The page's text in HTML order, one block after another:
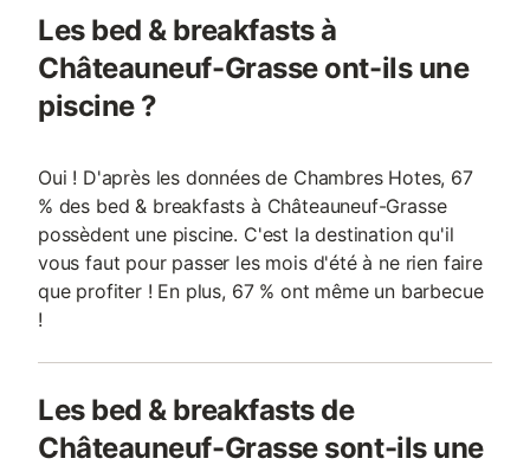
Les bed & breakfasts à
Châteauneuf-Grasse ont-ils une
piscine ?
Oui ! D'après les données de Chambres Hotes, 67
% des bed & breakfasts à Châteauneuf-Grasse
possèdent une piscine. C'est la destination qu'il
vous faut pour passer les mois d'été à ne rien faire
que profiter ! En plus, 67 % ont même un barbecue
!
Les bed & breakfasts de
Châteauneuf-Grasse sont-ils une